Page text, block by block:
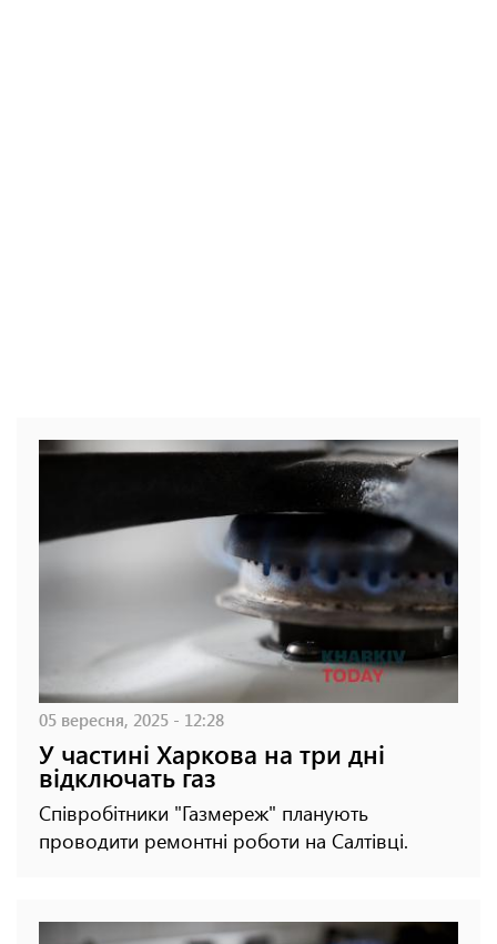
05 вересня, 2025 - 12:28
У частині Харкова на три дні
відключать газ
Співробітники "Газмереж" планують
проводити ремонтні роботи на Салтівці.